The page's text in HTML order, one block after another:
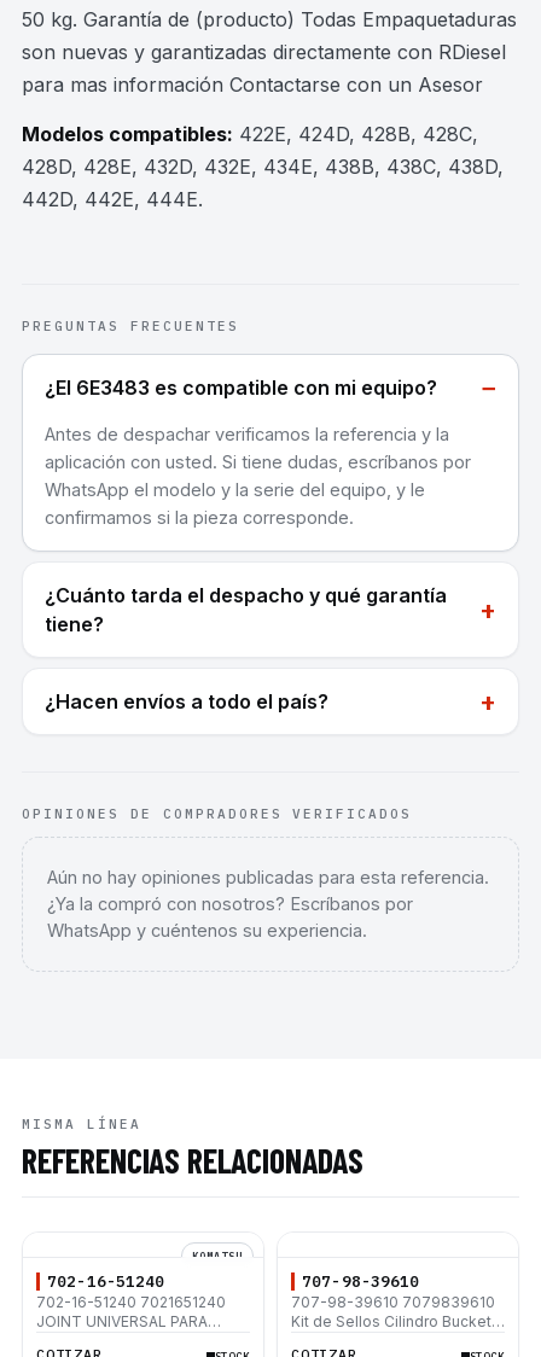
50 kg. Garantía de (producto) Todas Empaquetaduras
son nuevas y garantizadas directamente con RDiesel
para mas información Contactarse con un Asesor
Modelos compatibles: 422E, 424D, 428B, 428C,
428D, 428E, 432D, 432E, 434E, 438B, 438C, 438D,
442D, 442E, 444E.
PREGUNTAS FRECUENTES
¿El 6E3483 es compatible con mi equipo? −
Antes de despachar verificamos la referencia y la
aplicación con usted. Si tiene dudas, escríbanos por
WhatsApp el modelo y la serie del equipo, y le
confirmamos si la pieza corresponde.
¿Cuánto tarda el despacho y qué garantía
tiene?
+
¿Hacen envíos a todo el país? +
OPINIONES DE COMPRADORES VERIFICADOS
Aún no hay opiniones publicadas para esta referencia.
¿Ya la compró con nosotros? Escríbanos por
WhatsApp y cuéntenos su experiencia.
MISMA LÍNEA
REFERENCIAS RELACIONADAS
KOMATSU
702-16-51240
702-16-51240 7021651240
JOINT UNIVERSAL PARA
707-98-39610
707-98-39610 7079839610
Kit de Sellos Cilindro Bucket -